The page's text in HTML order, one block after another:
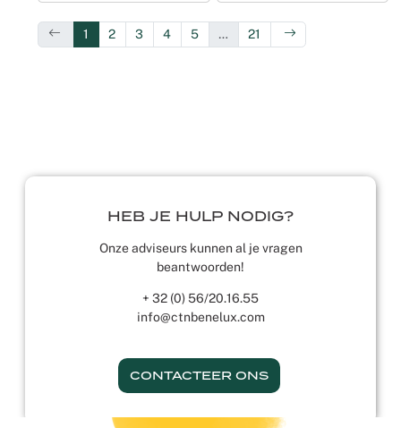
1 2 3 4 5 … 21
HEB JE HULP NODIG?
Onze adviseurs kunnen al je vragen
beantwoorden!
+ 32 (0) 56/20.16.55
info@ctnbenelux.com
CONTACTEER ONS